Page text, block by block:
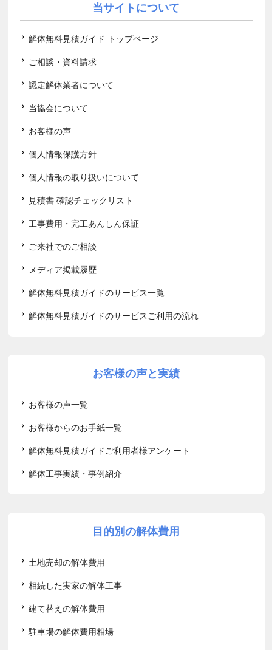
当サイトについて
解体無料見積ガイド トップページ
ご相談・資料請求
認定解体業者について
当協会について
お客様の声
個人情報保護方針
個人情報の取り扱いについて
見積書 確認チェックリスト
工事費用・完工あんしん保証
ご来社でのご相談
メディア掲載履歴
解体無料見積ガイドのサービス一覧
解体無料見積ガイドのサービスご利用の流れ
お客様の声と実績
お客様の声一覧
お客様からのお手紙一覧
解体無料見積ガイドご利用者様アンケート
解体工事実績・事例紹介
目的別の解体費用
土地売却の解体費用
相続した実家の解体工事
建て替えの解体費用
駐車場の解体費用相場